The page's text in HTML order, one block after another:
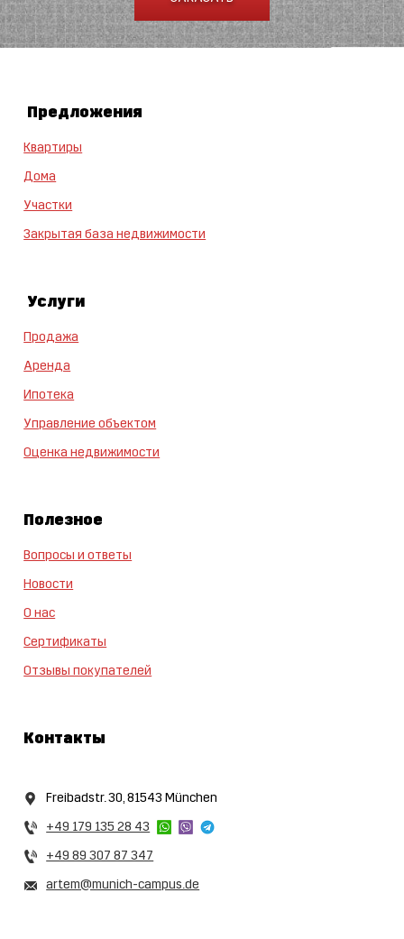
Предложения
Квартиры
Дома
Участки
Закрытая база недвижимости
Услуги
Продажа
Аренда
Ипотека
Управление объектом
Оценка недвижимости
Полезное
Вопросы и ответы
Новости
О нас
Сертификаты
Отзывы покупателей
Контакты
Freibadstr. 30, 81543 München
+49 179 135 28 43
+49 89 307 87 347
artem@munich-campus.de